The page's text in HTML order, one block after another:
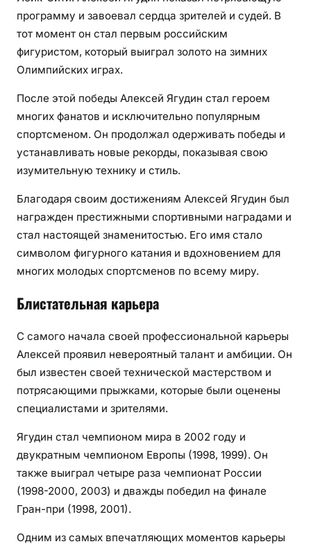
программу и завоевал сердца зрителей и судей. В
тот момент он стал первым российским
фигуристом, который выиграл золото на зимних
Олимпийских играх.
После этой победы Алексей Ягудин стал героем
многих фанатов и исключительно популярным
спортсменом. Он продолжал одерживать победы и
устанавливать новые рекорды, показывая свою
изумительную технику и стиль.
Благодаря своим достижениям Алексей Ягудин был
награжден престижными спортивными наградами и
стал настоящей знаменитостью. Его имя стало
символом фигурного катания и вдохновением для
многих молодых спортсменов по всему миру.
Блистательная карьера
С самого начала своей профессиональной карьеры
Алексей проявил невероятный талант и амбиции. Он
был известен своей технической мастерством и
потрясающими прыжками, которые были оценены
специалистами и зрителями.
Ягудин стал чемпионом мира в 2002 году и
двукратным чемпионом Европы (1998, 1999). Он
также выиграл четыре раза чемпионат России
(1998-2000, 2003) и дважды победил на финале
Гран-при (1998, 2001).
Одним из самых впечатляющих моментов карьеры